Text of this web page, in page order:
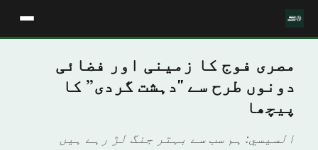
مصری فوج کا زمینی اور فضائی
دونوں طرح سے "دہشت گردی” کا
پیچھا
السيسي: ہم سب سے بہتر جنگ لڑ رہے ہیں